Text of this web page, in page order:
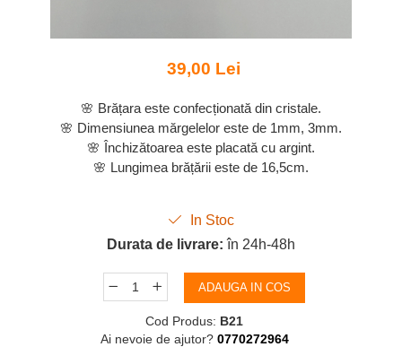
39,00 Lei
🌸 Brățara este confecționată din cristale.
🌸 Dimensiunea mărgelelor este de 1mm, 3mm.
🌸 Închizătoarea este placată cu argint.
🌸 Lungimea brățării este de 16,5cm.
In Stoc
Durata de livrare: în 24h-48h
ADAUGA IN COS
Cod Produs: B21
Ai nevoie de ajutor? 0770272964